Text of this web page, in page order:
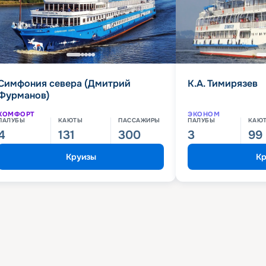
севера (Дмитрий
КАЮТЫ
131
ПАССАЖИРЫ
300
Круизы
К.А. Тимирязев
ЭКОНОМ
ПАЛУБЫ
3 99